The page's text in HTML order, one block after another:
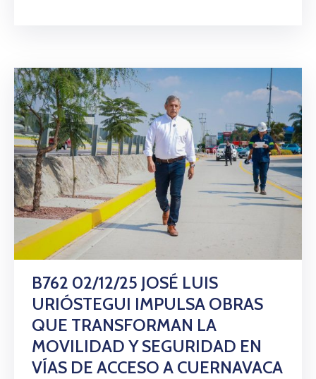
B762 02/12/25 JOSÉ LUIS
URIÓSTEGUI IMPULSA OBRAS
QUE TRANSFORMAN LA
MOVILIDAD Y SEGURIDAD EN
VÍAS DE ACCESO A CUERNAVACA